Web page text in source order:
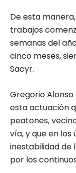
De esta
trabajos
semanas del
cinco meses,
Sacyr.
Gregorio
esta actuación
peatones,
vía, y que en
inestabilidad de
por los